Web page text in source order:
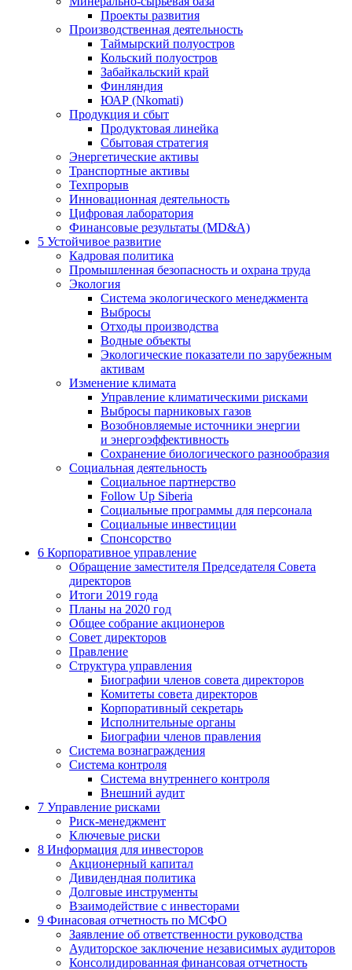
Проекты развития
Производственная деятельность
Таймырский полуостров
Кольский полуостров
Забайкальский край
Финляндия
ЮАР (Nkomati)
Продукция и сбыт
Продуктовая линейка
Сбытовая стратегия
Энергетические активы
Транспортные активы
Техпрорыв
Инновационная деятельность
Цифровая лаборатория
Финансовые результаты (MD&A)
5 Устойчивое развитие
Кадровая политика
Промышленная безопасность и охрана труда
Экология
Система экологического менеджмента
Выбросы
Отходы производства
Водные объекты
Экологические показатели по зарубежным
активам
Изменение климата
Управление климатическими рисками
Выбросы парниковых газов
Возобновляемые источники энергии
и энергоэффективность
Сохранение биологического разнообразия
Социальная деятельность
Социальное партнерство
Follow Up Siberia
Социальные программы для персонала
Социальные инвестиции
Спонсорство
6 Корпоративное управление
Обращение заместителя Председателя Совета
директоров
Итоги 2019 года
Планы на 2020 год
Общее собрание акционеров
Совет директоров
Правление
Структура управления
Биографии членов совета директоров
Комитеты совета директоров
Корпоративный секретарь
Исполнительные органы
Биографии членов правления
Система вознаграждения
Система контроля
Система внутреннего контроля
Внешний аудит
7 Управление рисками
Риск-менеджмент
Ключевые риски
8 Информация для инвесторов
Акционерный капитал
Дивидендная политика
Долговые инструменты
Взаимодействие с инвеcторами
9 Финасовая отчетность по МСФО
Заявление об ответственности руководства
Аудиторское заключение независимых аудиторов
Консолидированная финансовая отчетность